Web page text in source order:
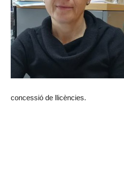
concessió de llicències.